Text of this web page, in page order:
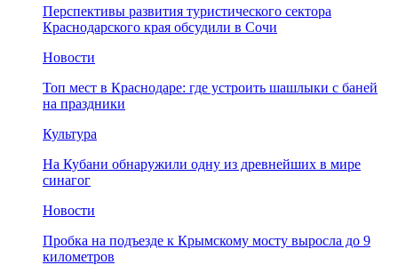
Перспективы развития туристического сектора
Краснодарского края обсудили в Сочи
Новости
Топ мест в Краснодаре: где устроить шашлыки с баней
на праздники
Культура
На Кубани обнаружили одну из древнейших в мире
синагог
Новости
Пробка на подъезде к Крымскому мосту выросла до 9
километров